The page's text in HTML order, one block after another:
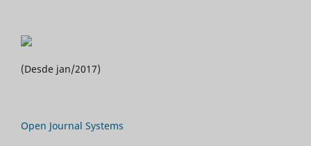
(Desde jan/2017)
Open Journal Systems